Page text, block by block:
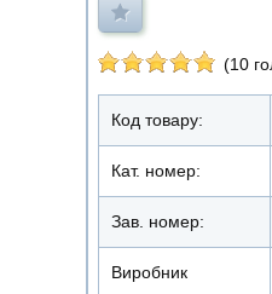
(10
Код товару:
Кат. номер:
Зав. номер:
Виробник